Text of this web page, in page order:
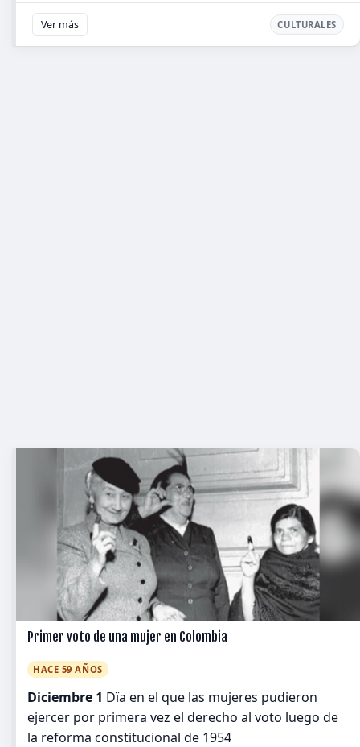
Ver más CULTURALES
Primer voto de una mujer en Colombia
HACE 59 AÑOS
Diciembre 1 Dïa en el que las mujeres pudieron
ejercer por primera vez el derecho al voto luego de
la reforma constitucional de 1954